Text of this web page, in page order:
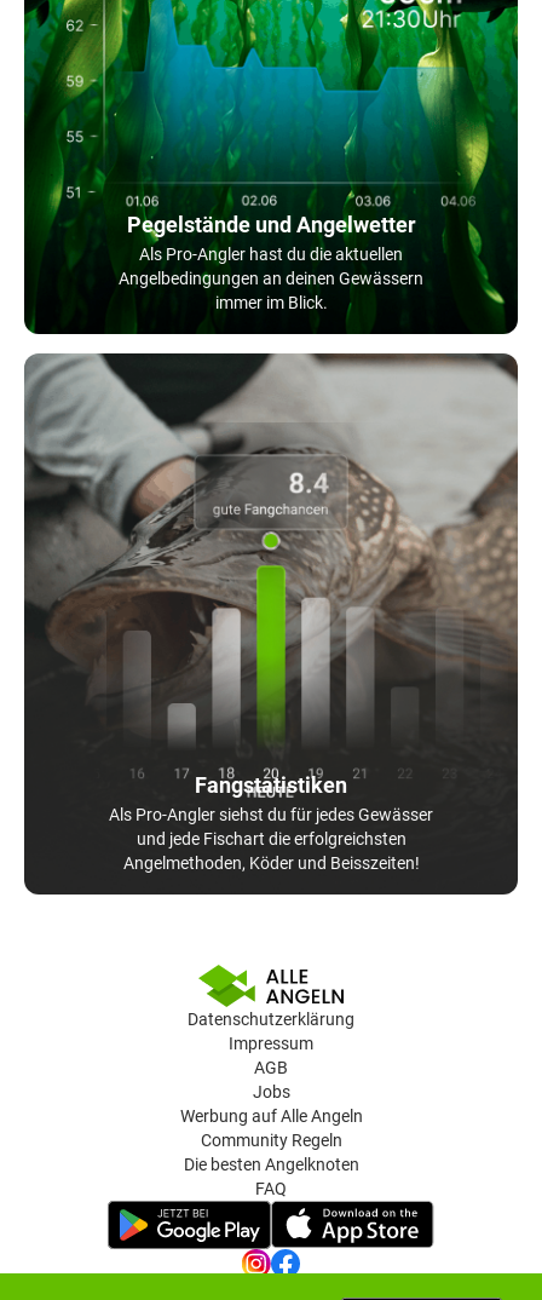
Pegelstände und Angelwetter
Als Pro-Angler hast du die aktuellen
Angelbedingungen an deinen Gewässern
immer im Blick.
Fangstatistiken
Als Pro-Angler siehst du für jedes Gewässer
und jede Fischart die erfolgreichsten
Angelmethoden, Köder und Beisszeiten!
Datenschutzerklärung
Impressum
AGB
Jobs
Werbung auf Alle Angeln
Community Regeln
Die besten Angelknoten
FAQ